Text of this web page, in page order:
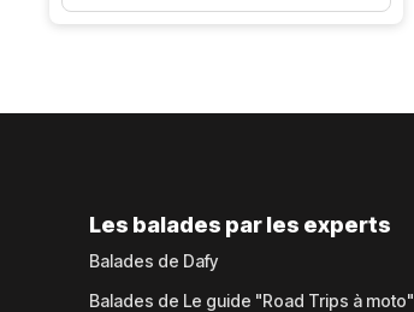
Les balades par les experts
Balades de Dafy
Balades de Le guide "Road Trips à moto"